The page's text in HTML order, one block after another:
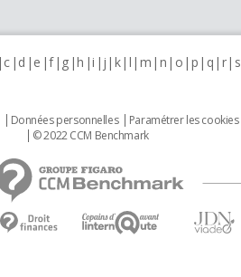
c d e f g h i j k l m n o p q r s
Données personnelles Paramétrer les cookies
© 2022 CCM Benchmark